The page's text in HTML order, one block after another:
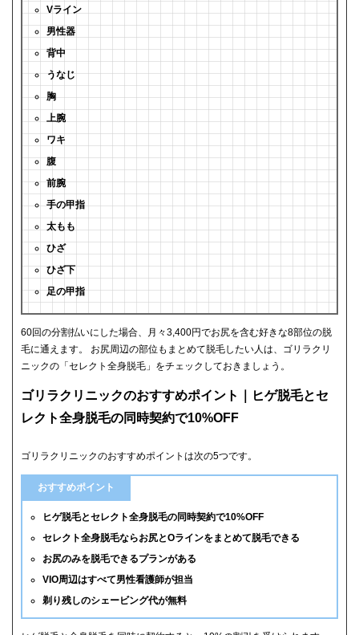
Vライン
男性器
背中
うなじ
胸
上腕
ワキ
腹
前腕
手の甲指
太もも
ひざ
ひざ下
足の甲指
60回の分割払いにした場合、月々3,400円でお尻を含む好きな8部位の脱
毛に通えます。 お尻周辺の部位もまとめて脱毛したい人は、ゴリラクリ
ニックの「セレクト全身脱毛」をチェックしておきましょう。
ゴリラクリニックのおすすめポイント｜ヒゲ脱毛とセ
レクト全身脱毛の同時契約で10%OFF
ゴリラクリニックのおすすめポイントは次の5つです。
おすすめポイント
ヒゲ脱毛とセレクト全身脱毛の同時契約で10%OFF
セレクト全身脱毛ならお尻とOラインをまとめて脱毛できる
お尻のみを脱毛できるプランがある
VIO周辺はすべて男性看護師が担当
剃り残しのシェービング代が無料